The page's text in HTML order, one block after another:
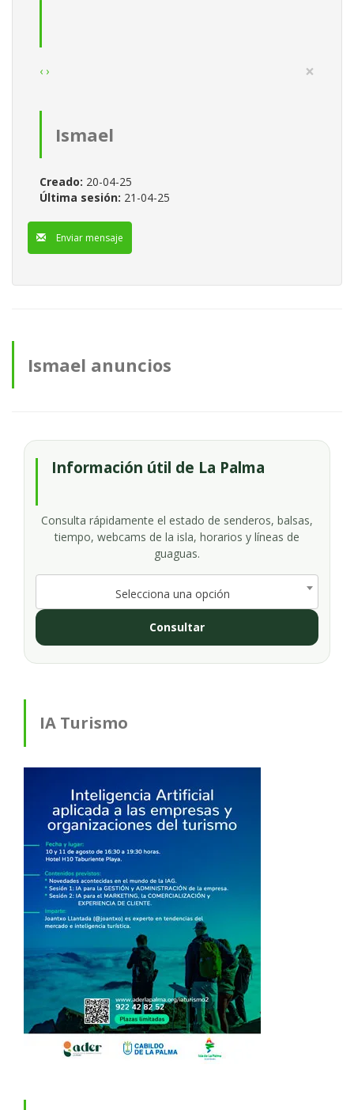
‹ › ×
Ismael
Creado: 20-04-25
Última sesión: 21-04-25
Enviar mensaje
Ismael anuncios
Información útil de La Palma
Consulta rápidamente el estado de senderos, balsas,
tiempo, webcams de la isla, horarios y líneas de
guaguas.
Selecciona una opción
Consultar
IA Turismo